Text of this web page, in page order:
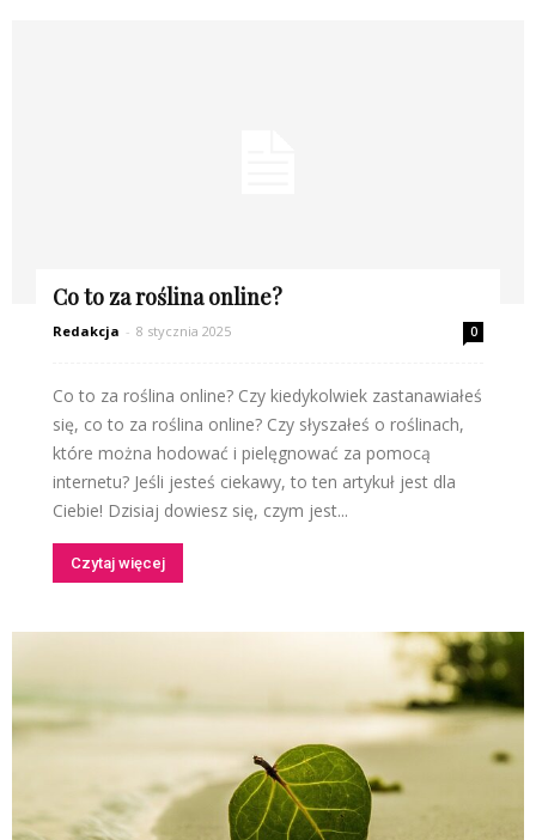
Co to za roślina online?
Redakcja - 8 stycznia 2025 0
Co to za roślina online? Czy kiedykolwiek zastanawiałeś
się, co to za roślina online? Czy słyszałeś o roślinach,
które można hodować i pielęgnować za pomocą
internetu? Jeśli jesteś ciekawy, to ten artykuł jest dla
Ciebie! Dzisiaj dowiesz się, czym jest...
Czytaj więcej